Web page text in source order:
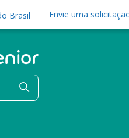
Brasil Envie uma